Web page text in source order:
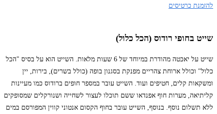
להזמנת כרטיסים
שייט בחופי רודוס (הכל כלול)
שייט על יאכטה מהודרת במיוחד של 6 שעות מלאות. השייט הוא על בסיס "הכל
כלול" וכולל ארוחת צהריים מפנקת בסגנון בופה (כולל בשרים), בירות, יין
ומשקאות קלים, חטיפים ועוד. השייט עובר במספר חופים ברודוס כמו מעיינות
קליתיאה, מערות חוף אפנדאו ששם תוכלו לעצור לשחייה ושנורקלים שמסופקים
ללא תשלום נוסף. בנוסף, השייט עובר בחוף הקסום אנטוני קווין המפורסם במים